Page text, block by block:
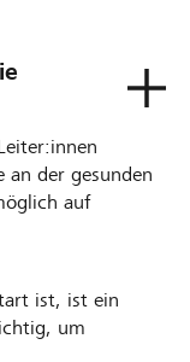
an der gesunden
auf
ist, ist ein
um